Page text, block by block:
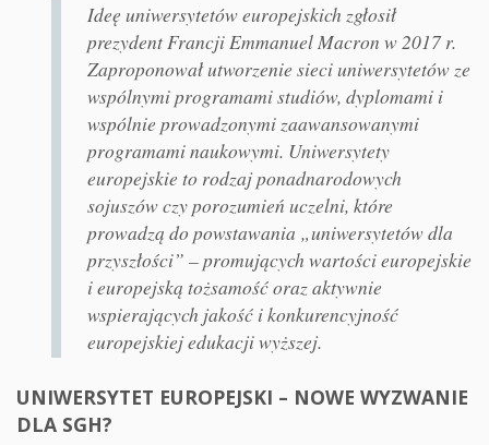
Ideę uniwersytetów europejskich zgłosił
prezydent Francji Emmanuel Macron w 2017 r.
Zaproponował utworzenie sieci uniwersytetów ze
wspólnymi programami studiów, dyplomami i
wspólnie prowadzonymi zaawansowanymi
programami naukowymi. Uniwersytety
europejskie to rodzaj ponadnarodowych
sojuszów czy porozumień uczelni, które
prowadzą do powstawania „uniwersytetów dla
przyszłości” – promujących wartości europejskie
i europejską tożsamość oraz aktywnie
wspierających jakość i konkurencyjność
europejskiej edukacji wyższej.
UNIWERSYTET EUROPEJSKI – NOWE WYZWANIE
DLA SGH?